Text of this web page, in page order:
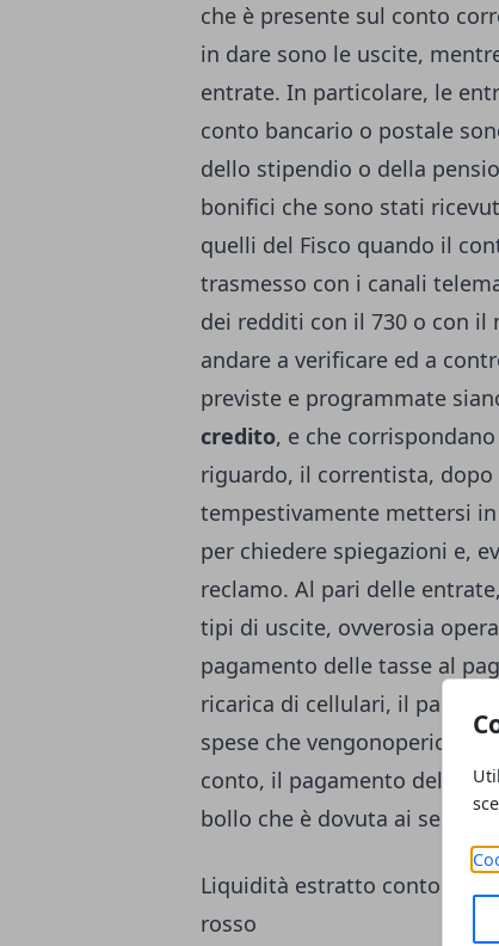
che è presente sul conto
in dare sono le uscite,
entrate. In particolare, le
conto bancario o postale
dello stipendio o della
bonifici che sono stati
quelli del Fisco quando il
trasmesso con i canali
dei redditi con il 730 o con il
andare a verificare ed a
previste e programmate
credito, e che
riguardo, il correntista,
tempestivamente mettersi
per chiedere spiegazioni e,
reclamo. Al pari delle
tipi di uscite, ovverosia
pagamento delle tasse al
ricarica di cellulari, il
spese che
conto, il pagamento del
bollo che è dovuta ai sensi di
Liquidità estratto conto
rosso